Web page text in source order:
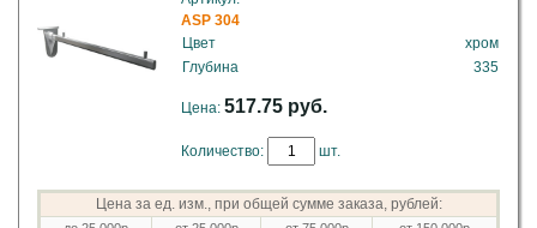
ASP 304
Цвет
хром
Глубина
335
Цена: 517.75 руб.
Количество: шт.
Цена за ед. изм., при общей сумме заказа, рублей: